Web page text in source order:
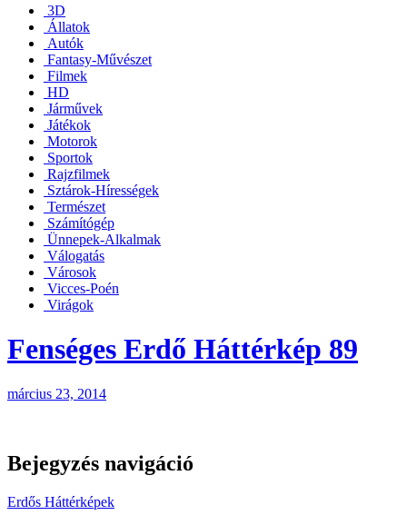
3D
Állatok
Autók
Fantasy-Művészet
Filmek
HD
Járművek
Játékok
Motorok
Sportok
Rajzfilmek
Sztárok-Hírességek
Természet
Számítógép
Ünnepek-Alkalmak
Válogatás
Városok
Vicces-Poén
Virágok
Fenséges Erdő Háttérkép 89
március 23, 2014
Bejegyzés navigáció
Erdős Háttérképek